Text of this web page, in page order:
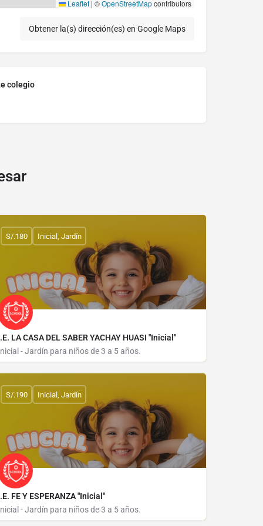
Leaflet | ©OpenStreetMapcontributors
Obtener la(s) dirección(es) en Google Maps
colegio
LA CASA DEL SABER YACHAY HUASI "Inicial"
- Jardín para niños de 3 a 5 años.
S/.180 Inicial, Jardín
FE Y ESPERANZA "Inicial"
- Jardín para niños de 3 a 5 años.
S/.190 Inicial, Jardín